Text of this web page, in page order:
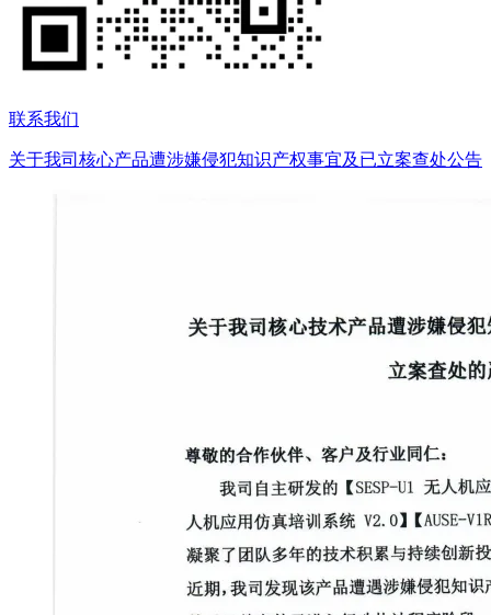
联系我们
关于我司核心产品遭涉嫌侵犯知识产权事宜及已立案查处公告